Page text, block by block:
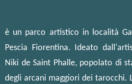
è un parco artistico in località
Pescia Fiorentina. Ideato
Niki de Saint Phalle, popolato di
degli arcani maggiori dei tarocchi.